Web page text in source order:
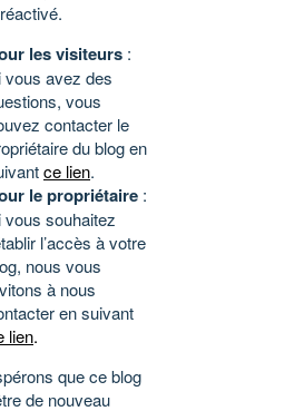
les visiteurs :
vous avez des
vous
contacter le
du blog en
ce lien.
le propriétaire :
vous souhaitez
l’accès à votre
nous vous
à nous
en suivant
lien.
que ce blog
de nouveau